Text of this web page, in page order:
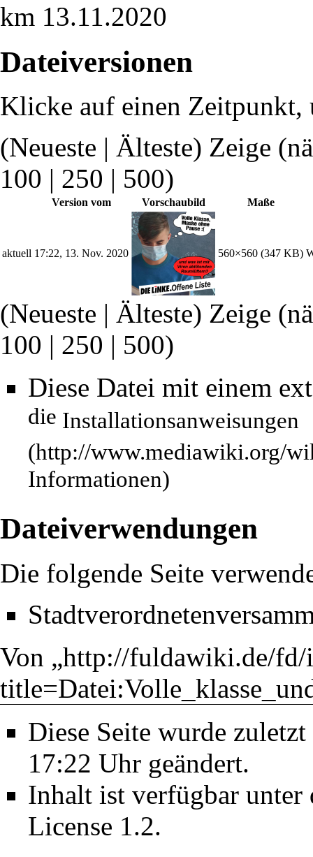
km 13.11.2020
Dateiversionen
Klicke auf einen Zeitpunkt,
(Neueste | Älteste) Zeige
100 | 250 | 500)
Version vom Vorschaubild Maße
aktuell 17:22, 13. Nov. 2020 560×560 (347 KB)
(Neueste | Älteste) Zeige
100 | 250 | 500)
Diese Datei mit einem
die Installationsanweisungen
Informationen)
Dateiverwendungen
Die folgende Seite
Von „http://fuldawiki.de/fd/
Diese Seite wurde
17:22 Uhr geändert.
Inhalt ist verfügbar
License 1.2.